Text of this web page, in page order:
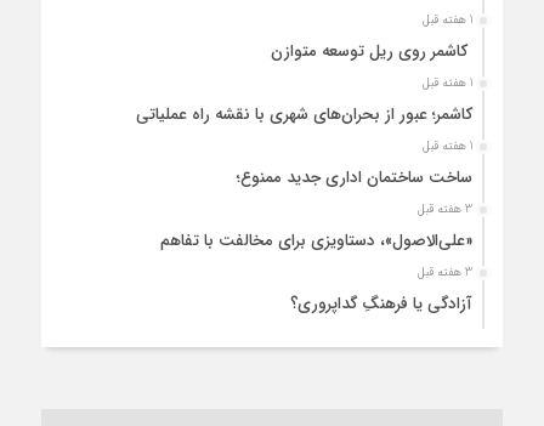
1 هفته قبل
کاشمر روی ریل توسعه متوازن
1 هفته قبل
کاشمر؛ عبور از بحران‌های شهری با نقشه راه عملیاتی
1 هفته قبل
ساخت ساختمان اداری جدید ممنوع؛
3 هفته قبل
«علی‌الاصول»، دستاویزی برای مخالفت با تفاهم
3 هفته قبل
آزادگی یا فرهنگِ گداپروری؟